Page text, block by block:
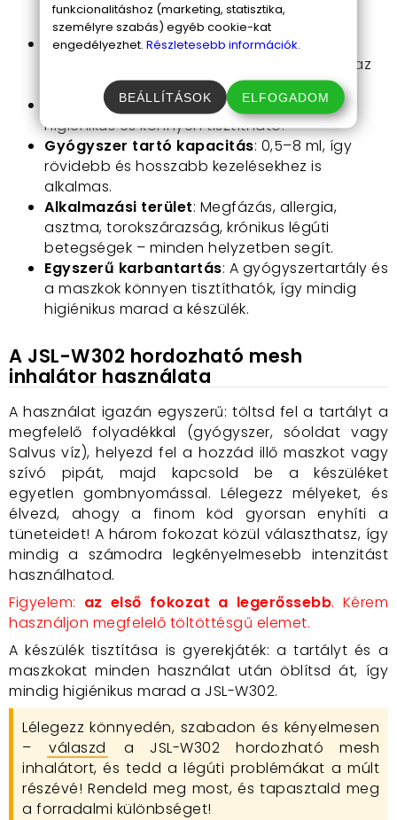
sportolókról.
Ultrahangos porlasztás: A gyógyszert
5μm+25% méretű részecskékre bontja, így az
inhalációs terápia igazán hatékony.
Minőségi műanyagból készült: Tartós,
higiénikus és könnyen tisztítható.
Gyógyszer tartó kapacitás: 0,5–8 ml, így
rövidebb és hosszabb kezelésekhez is
alkalmas.
Alkalmazási terület: Megfázás, allergia,
asztma, torokszárazság, krónikus légúti
betegségek – minden helyzetben segít.
Egyszerű karbantartás: A gyógyszertartály és
a maszkok könnyen tisztíthatók, így mindig
higiénikus marad a készülék.
A JSL-W302 hordozható mesh
inhalátor használata
A használat igazán egyszerű: töltsd fel a tartályt a
megfelelő folyadékkal (gyógyszer, sóoldat vagy
Salvus víz), helyezd fel a hozzád illő maszkot vagy
szívó pipát, majd kapcsold be a készüléket
egyetlen gombnyomással. Lélegezz mélyeket, és
élvezd, ahogy a finom köd gyorsan enyhíti a
tüneteidet! A három fokozat közül választhatsz, így
mindig a számodra legkényelmesebb intenzitást
használhatod.
Figyelem: az első fokozat a legerőssebb. Kérem
használjon megfelelő töltöttésgű elemet.
A készülék tisztítása is gyerekjáték: a tartályt és a
maszkokat minden használat után öblítsd át, így
mindig higiénikus marad a JSL-W302.
Lélegezz könnyedén, szabadon és kényelmesen
– válaszd
a JSL-W302 hordozható mesh
inhalátort, és tedd a légúti problémákat a múlt
részévé! Rendeld meg most, és tapasztald meg
a forradalmi különbséget!
funkcionalitáshoz (marketing, statisztika,
személyre szabás) egyéb cookie-kat
engedélyezhet. Részletesebb információk.
BEÁLLÍTÁSOK ELFOGADOM